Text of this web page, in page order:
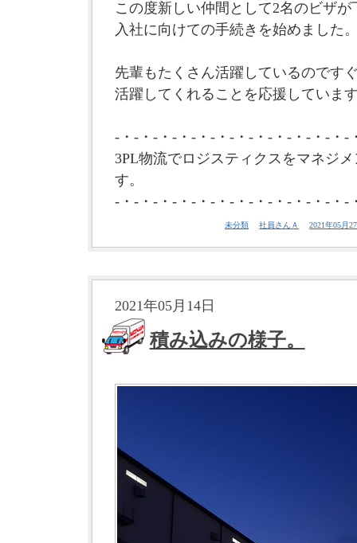
この度新しい仲間として2名のビザが
入社に向けての手続きを始めました
先輩もたくさん活躍しているのです
活躍してくれることを応援していま
-・-・-・-・-・-・-・-・-・-・-・-・-
3PL物流でロジスティクスをマネジ
す。
-・-・-・-・-・-・-・-・-・-・-・-・-
未分類 社員さんＡ 2021年05月
2021年05月14日
積み込みの様子。